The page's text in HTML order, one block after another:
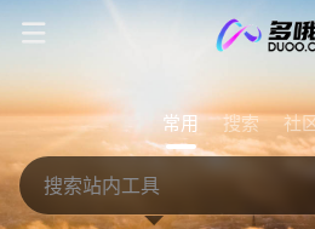
常用 搜索 社